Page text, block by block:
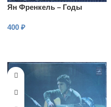
Ян Френкель – Годы
400 ₽